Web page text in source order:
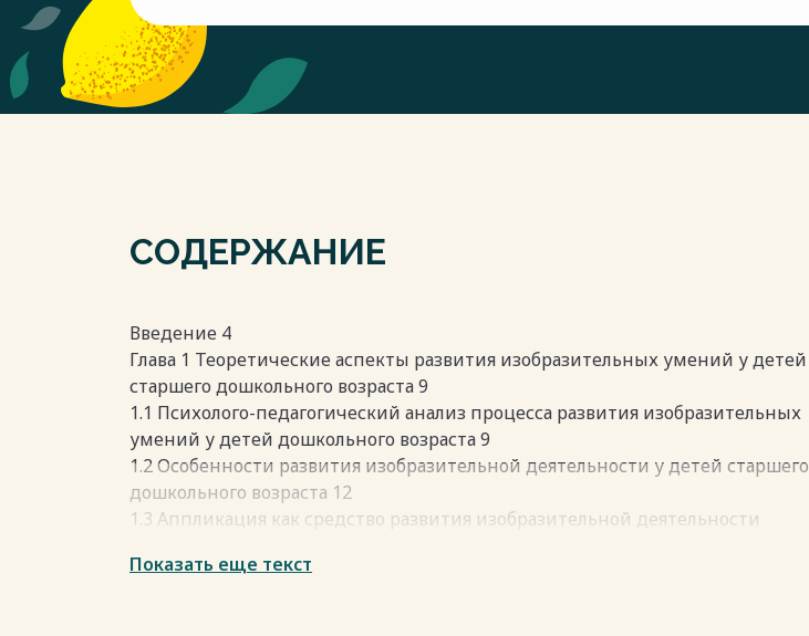
СОДЕРЖАНИЕ
Введение 4
Глава 1 Теоретические аспекты развития изобразительных умений у детей
старшего дошкольного возраста 9
1.1 Психолого-педагогический анализ процесса развития изобразительных
умений у детей дошкольного возраста 9
1.2 Особенности развития изобразительной деятельности у детей старшего
дошкольного возраста 12
1.3 Аппликация как средство развития изобразительной деятельности
Выводы по первой главе 30
Показать еще текст